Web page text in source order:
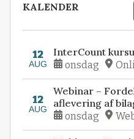
KALENDER
12
AUG
InterCount
onsdag
12
AUG
Webinar –
aflevering af
onsdag